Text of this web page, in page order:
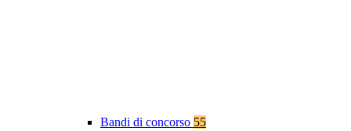
Bandi di concorso 55